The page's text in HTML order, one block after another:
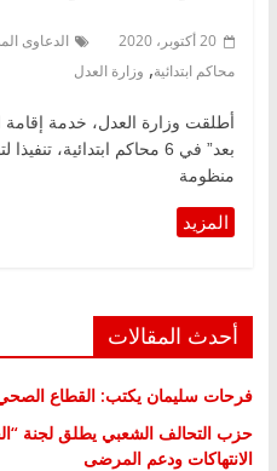
20 أكتوبر، 2020 الدعاوى
محاكم ابتدائية, وزارة العدل
أطلقت وزارة العدل، خدمة إقامة
بعد” في 6 محاكم ابتدائية،
منظومة
أحدث المقالات
فرحات سليمان يكتب: القطاع
حزب التحالف الشعبي يطلق لجنة
الانتهاكات ودعم المرضى